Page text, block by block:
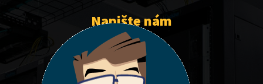
Napište nám